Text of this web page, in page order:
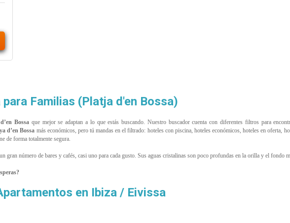
Familias (Platja d'en Bossa)
Bossa que mejor se adaptan a lo que estás buscando. Nuestro buscador cuenta con diferentes filtros para
d’en Bossa más económicos, pero tú mandas en el filtrado: hoteles con piscina, hoteles económicos, hoteles en oferta,
de forma totalmente segura.
gran número de bares y cafés, casi uno para cada gusto. Sus aguas cristalinas son poco profundas en la orilla y el fondo
en Ibiza / Eivissa